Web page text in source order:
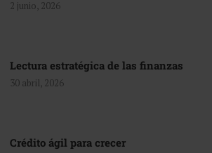
2 junio, 2026
Lectura estratégica de las finanzas
30 abril, 2026
Crédito ágil para crecer